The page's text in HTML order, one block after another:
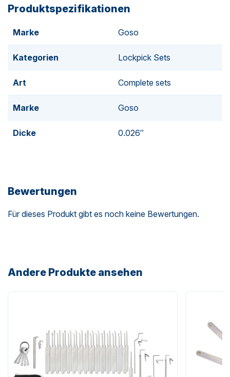
Service bieten.
damit Sie zu Hause auf der Couch lernen können, wie
man Lockpicking ausübt.
Produktspezifikationen
Marke Goso
Kategorien Lockpick Sets
Art Complete sets
Marke Goso
Dicke 0.026″
Bewertungen
Für dieses Produkt gibt es noch keine Bewertungen.
Andere Produkte ansehen